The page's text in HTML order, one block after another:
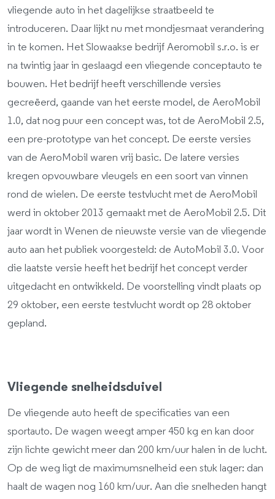
vliegende auto in het dagelijkse straatbeeld te
introduceren. Daar lijkt nu met mondjesmaat verandering
in te komen. Het Slowaakse bedrijf Aeromobil s.r.o. is er
na twintig jaar in geslaagd een vliegende conceptauto te
bouwen. Het bedrijf heeft verschillende versies
gecreëerd, gaande van het eerste model, de AeroMobil
1.0, dat nog puur een concept was, tot de AeroMobil 2.5,
een pre-prototype van het concept. De eerste versies
van de AeroMobil waren vrij basic. De latere versies
kregen opvouwbare vleugels en een soort van vinnen
rond de wielen. De eerste testvlucht met de AeroMobil
werd in oktober 2013 gemaakt met de AeroMobil 2.5. Dit
jaar wordt in Wenen de nieuwste versie van de vliegende
auto aan het publiek voorgesteld: de AutoMobil 3.0. Voor
die laatste versie heeft het bedrijf het concept verder
uitgedacht en ontwikkeld. De voorstelling vindt plaats op
29 oktober, een eerste testvlucht wordt op 28 oktober
gepland.
Vliegende snelheidsduivel
De vliegende auto heeft de specificaties van een
sportauto. De wagen weegt amper 450 kg en kan door
zijn lichte gewicht meer dan 200 km/uur halen in de lucht.
Op de weg ligt de maximumsnelheid een stuk lager: dan
haalt de wagen nog 160 km/uur. Aan die snelheden hangt